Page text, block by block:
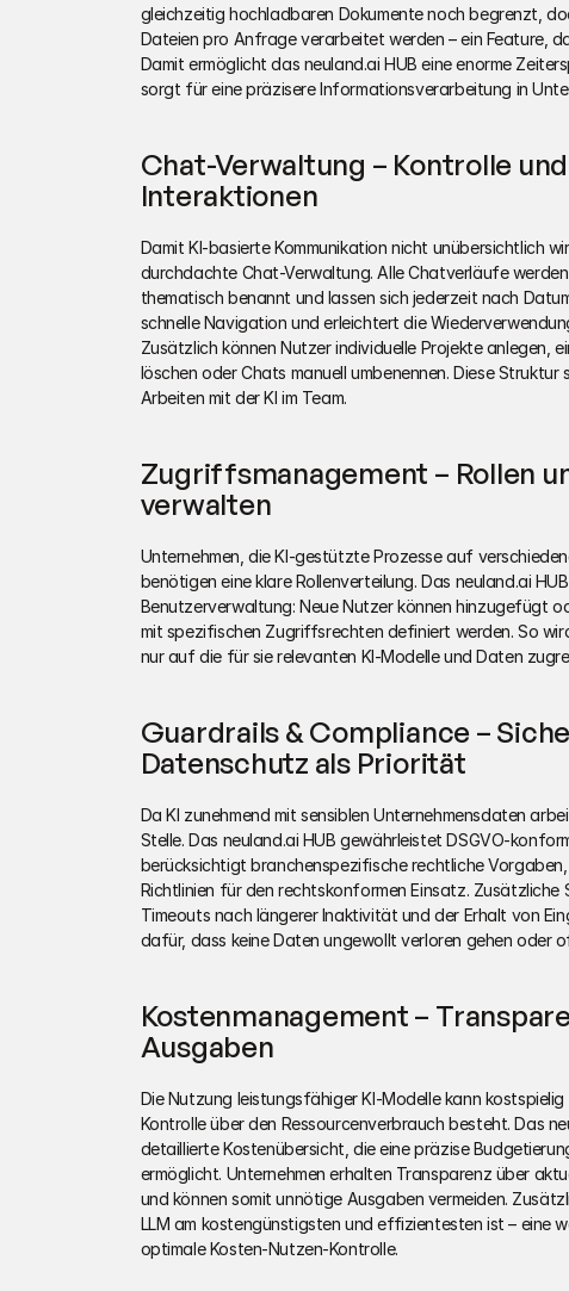
gleichzeitig hochladbaren Dokumente noch begrenzt,
Dateien pro Anfrage verarbeitet werden – ein Feature,
Damit ermöglicht das neuland.ai HUB eine enorme
sorgt für eine präzisere Informationsverarbeitung in
Chat-Verwaltung – Kontrolle
Interaktionen
Damit KI-basierte Kommunikation nicht unübersichtlich
durchdachte Chat-Verwaltung. Alle Chatverläufe
thematisch benannt und lassen sich jederzeit nach
schnelle Navigation und erleichtert die
Zusätzlich können Nutzer individuelle Projekte anlegen,
löschen oder Chats manuell umbenennen. Diese
Arbeiten mit der KI im Team.
Zugriffsmanagement – Rollen
verwalten
Unternehmen, die KI-gestützte Prozesse auf
benötigen eine klare Rollenverteilung. Das neuland.ai
Benutzerverwaltung: Neue Nutzer können hinzugefügt
mit spezifischen Zugriffsrechten definiert werden. So
nur auf die für sie relevanten KI-Modelle und Daten
Guardrails & Compliance –
Datenschutz als Priorität
Da KI zunehmend mit sensiblen Unternehmensdaten
Stelle. Das neuland.ai HUB gewährleistet DSGVO-
berücksichtigt branchenspezifische rechtliche
Richtlinien für den rechtskonformen Einsatz. Zusätzliche
Timeouts nach längerer Inaktivität und der Erhalt von
dafür, dass keine Daten ungewollt verloren gehen oder
Kostenmanagement –
Ausgaben
Die Nutzung leistungsfähiger KI-Modelle kann kostspielig
Kontrolle über den Ressourcenverbrauch besteht. Das
detaillierte Kostenübersicht, die eine präzise
ermöglicht. Unternehmen erhalten Transparenz über
und können somit unnötige Ausgaben vermeiden.
LLM am kostengünstigsten und effizientesten ist – eine
optimale Kosten-Nutzen-Kontrolle.